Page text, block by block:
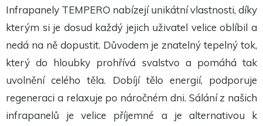
Infrapanely TEMPERO nabízejí unikátní vlastnosti, díky
kterým si je dosud každý jejich uživatel velice oblíbil a
nedá na ně dopustit. Důvodem je znatelný tepelný tok,
který do hloubky prohřívá svalstvo a pomáhá tak
uvolnění celého těla. Dobíjí tělo energií, podporuje
regeneraci a relaxuje po náročném dni. Sálání z našich
infrapanelů je velice příjemné a je alternativou k
webové
fungovaly
návštěvě co
nejlépe.
Pokud tyto
cookies
odmítnete,
některé
funkce z
webu zmizí.